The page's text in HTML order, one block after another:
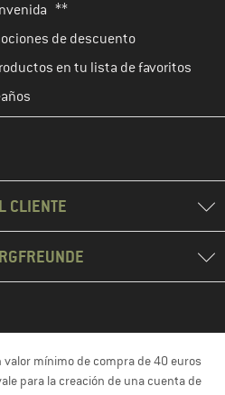
**
de descuento
en tu lista de favoritos
CLIENTE
mínimo de compra de 40 euros
para la creación de una cuenta de